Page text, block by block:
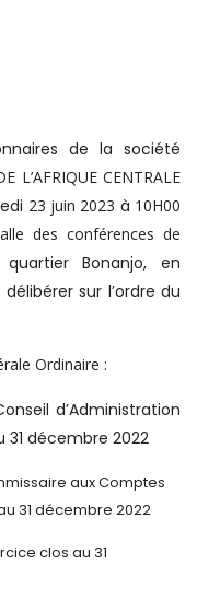
de la société
L’AFRIQUE CENTRALE
23 juin 2023 à 10H00
des conférences de
Bonanjo, en
sur l’ordre du
Ordinaire :
d’Administration
31 décembre 2022
aux Comptes
31 décembre 2022
clos au 31